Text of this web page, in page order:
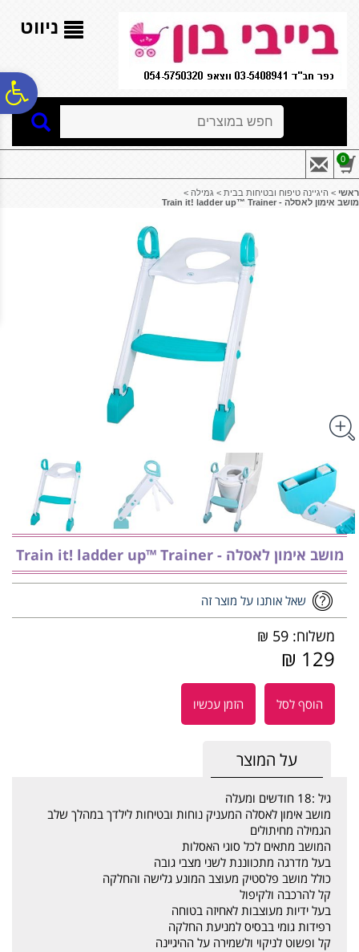
נגישות
אתר
המרכזי
ניווט
0
ראשי > היגיינה טיפוח ובטיחות בבית > גמילה >
מושב אימון לאסלה - Train it! ladder up™ Trainer
מושב אימון לאסלה - Train it! ladder up™ Trainer
שאל אותנו על מוצר זה
משלוח: 59 ₪
129 ₪
הוסף לסל הזמן עכשיו
על המוצר
גיל :18 חודשים ומעלה
מושב אימון לאסלה המעניק נוחות ובטיחות לילדך במהלך שלב
הגמילה מחיתולים
המושב מתאים לכל סוגי האסלות
בעל מדרגה מתכווננת לשני מצבי גובה
כולל מושב פלסטיק מעוצב המונע גלישה והחלקה
קל להרכבה ולקיפול
בעל ידיות מעוצבות לאחיזה בטוחה
רפידות גומי בבסיס למניעת החלקה
קל ופשוט לניקוי ולשמירה על ההיגיינה